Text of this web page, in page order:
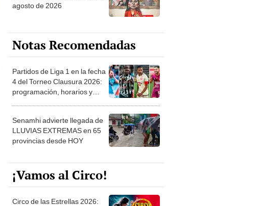
agosto de 2026
Notas Recomendadas
Partidos de Liga 1 en la fecha
4 del Torneo Clausura 2026:
programación, horarios y
Senamhi advierte llegada de
LLUVIAS EXTREMAS en 65
provincias desde HOY
¡Vamos al Circo!
Circo de las Estrellas 2026: